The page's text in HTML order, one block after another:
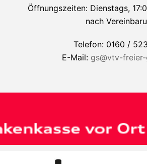
Öffnungszeiten: Dienstags,
nach
Telefon: 0160 /
E-Mail: gs@vtv-